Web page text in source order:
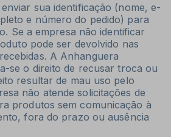
sua identificação (nome, e-
e número do pedido) para
Se a empresa não identificar
pode ser devolvido nas
A Anhanguera
se o direito de recusar troca ou
resultar de mau uso pelo
não atende solicitações de
produtos sem comunicação à
fora do prazo ou ausência